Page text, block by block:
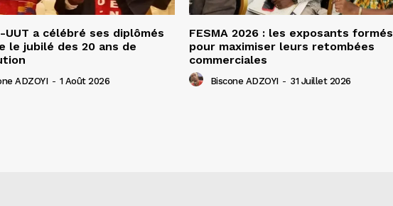
UUT a célébré ses diplômés
le jubilé des 20 ans de
ADZOYI - 1 Août 2026
FESMA 2026 : les exposants formés
pour maximiser leurs retombées
commerciales
Biscone ADZOYI - 31 Juillet 2026